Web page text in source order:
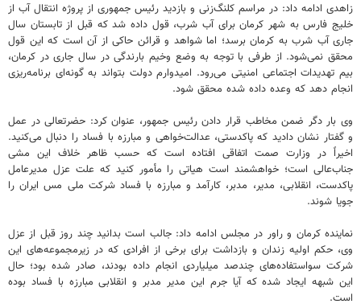
زاهدی ادامه داد: در مراسم کلنگ‌زنی و بازدید رئیس جمهوری از پروژه انتقال آب از
خلیج فارس به شهر کرمان برای آب شرب، قول داده شد که قبل از تابستان سال
جاری آب شرب به کرمان برسد؛ اما شواهد و قرائن حاکی از آن است که این قول
محقق نمی‌شود. از طرفی با توجه به وضع وخیم بارندگی در سال جاری در کرمان،
بیم تهدیدات اجتماعی امنیتی می‌رود. امیدوارم دولت بتواند به گونه‌ای برنامه‌ریزی
انجام دهد که وعده داده شده محقق شود.
وی بار دگر ضمن مخاطب قرار دادن رئیس جمهور، عنوان کرد: حضرتعالی در عمل
و گفتار نشان دادید که پاکدستی، عدالت‌خواهی و مبارزه با فساد را دنبال می‌کنید.
اخیراً در وزارت صمت اتفاقی افتاده است که حسب ظاهر خلاف این مشی
جناب‌عالی است؛ خواهشمند است هیاتی را مأمور کنید که علت عزل مدیرعامل
پاکدست، انقلابی، مدیر، مدبر، کارآمد و مبارزه با فساد شرکت ملی مس ایران را
جویا شوند.
نماینده کرمان و راور در مجلس ادامه داد: جالب است بدانید چند روز قبل از عزل
وی، حکم اولیه زندان و بازداشت برای برخی از افرادی که در زیرمجموعه‌های این
شرکت سواستفاده‌های چندصد میلیاردی انجام داده بودند، صادر شده بود؛ حال
این شبهه ایجاد شده که آیا جرم این مدیر مدبر و انقلابی مبارزه با فساد بوده
است.